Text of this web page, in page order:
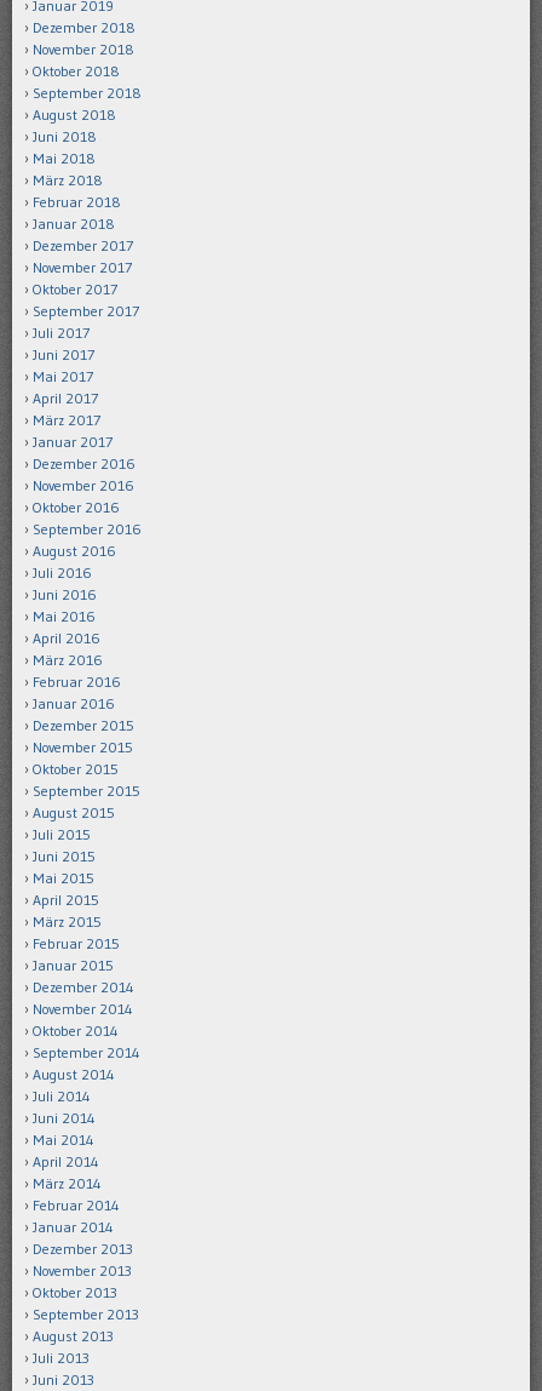
Januar 2019
Dezember 2018
November 2018
Oktober 2018
September 2018
August 2018
Juni 2018
Mai 2018
März 2018
Februar 2018
Januar 2018
Dezember 2017
November 2017
Oktober 2017
September 2017
Juli 2017
Juni 2017
Mai 2017
April 2017
März 2017
Januar 2017
Dezember 2016
November 2016
Oktober 2016
September 2016
August 2016
Juli 2016
Juni 2016
Mai 2016
April 2016
März 2016
Februar 2016
Januar 2016
Dezember 2015
November 2015
Oktober 2015
September 2015
August 2015
Juli 2015
Juni 2015
Mai 2015
April 2015
März 2015
Februar 2015
Januar 2015
Dezember 2014
November 2014
Oktober 2014
September 2014
August 2014
Juli 2014
Juni 2014
Mai 2014
April 2014
März 2014
Februar 2014
Januar 2014
Dezember 2013
November 2013
Oktober 2013
September 2013
August 2013
Juli 2013
Juni 2013